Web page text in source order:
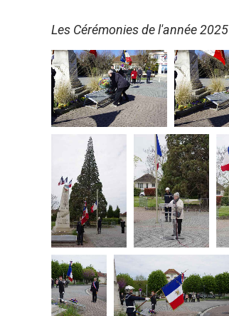
Les Cérémonies de l'année 2025